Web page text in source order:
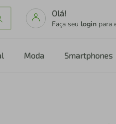
Olá!
Faça seu login para
Moda Smartphones